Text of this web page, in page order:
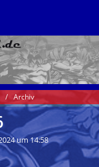
Archiv
um 14:58